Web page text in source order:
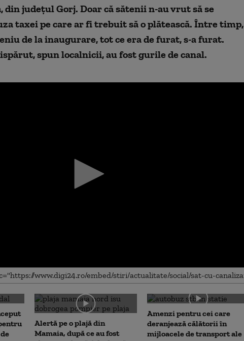
din județul Gorj. Doar că sătenii n-au vrut să se
taxei pe care ar fi trebuit să o plătească. Între timp,
de la inaugurare, tot ce era de furat, s-a furat.
spun localnicii, au fost gurile de canal.
Alertă pe o plajă din
Mamaia, după ce au fost
Amenzi pentru cei care
deranjează călătorii în
mijloacele de transport ale